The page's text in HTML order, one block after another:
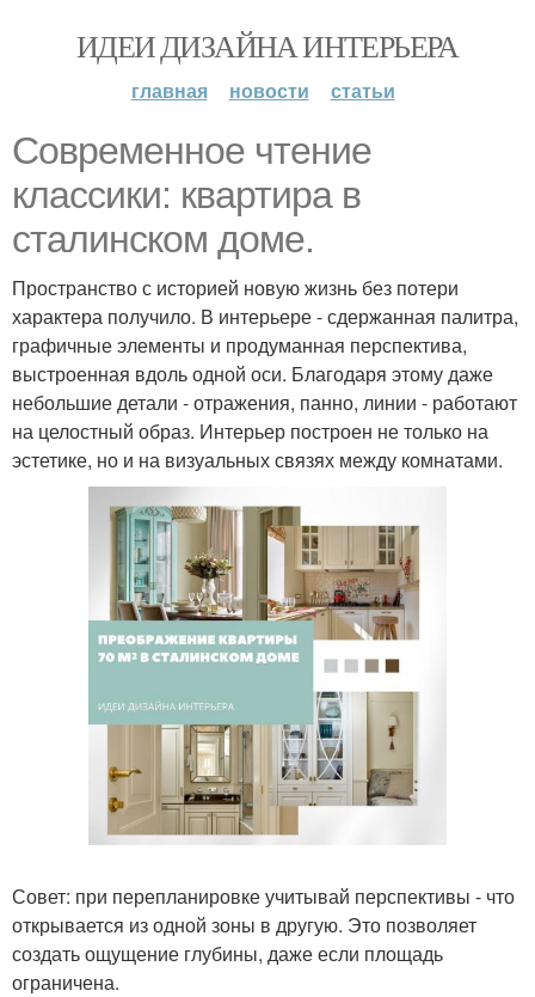
ИДЕИ ДИЗАЙНА ИНТЕРЬЕРА
главная новости статьи
Современное чтение
классики: квартира в
сталинском доме.
Пространство с историей новую жизнь без потери
характера получило. В интерьере - сдержанная палитра,
графичные элементы и продуманная перспектива,
выстроенная вдоль одной оси. Благодаря этому даже
небольшие детали - отражения, панно, линии - работают
на целостный образ. Интерьер построен не только на
эстетике, но и на визуальных связях между комнатами.
Совет: при перепланировке учитывай перспективы - что
открывается из одной зоны в другую. Это позволяет
создать ощущение глубины, даже если площадь
ограничена.